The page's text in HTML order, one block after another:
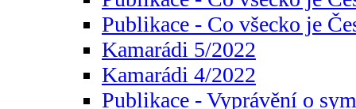
Publikace - Co všecko je
Kamarádi 5/2022
Kamarádi 4/2022
Publikace - Vyprávění o